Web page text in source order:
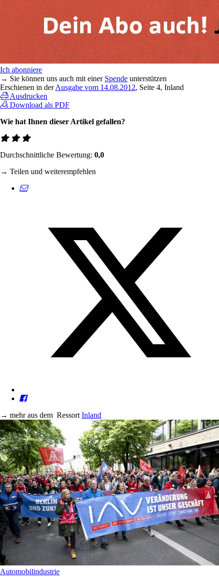
Ich abonniere
→ Sie können uns auch mit einer Spende unterstützen
Erschienen in derAusgabe vom 14.08.2012, Seite 4, Inland
Ausdrucken
Download als PDF
Wie hat Ihnen dieser Artikel gefallen?
Durchschnittliche Bewertung: 0,0
→ Teilen und weiterempfehlen
→ mehr aus dem Ressort Inland
Automobilindustrie